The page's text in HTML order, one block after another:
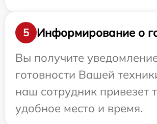
5
Информирование о
Вы получите
готовности Вашей
наш сотрудник привезет
удобное место и время.